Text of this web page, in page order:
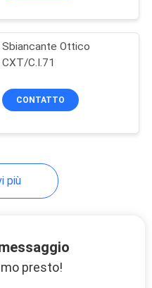
Sbiancante Ottico
CXT/C.I.71
CONTATTO
più
presto!